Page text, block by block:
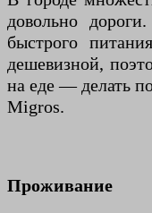
довольно
быстрого
дешевизной,
на еде — делать
Migros.
Проживание